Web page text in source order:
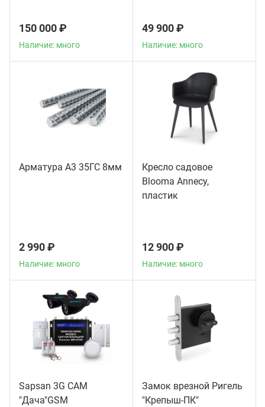
150 000 ₽
Наличие: много
49 900 ₽
Наличие: много
Арматура А3 35ГС 8мм
2 990 ₽
Наличие: много
Кресло садовое
Blooma Annecy,
пластик
12 900 ₽
Наличие: много
Sapsan 3G CAM
"Дача"GSM
Замок врезной Ригель
"Крепыш-ПК"